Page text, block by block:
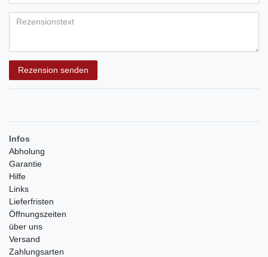
Bewertungssternen
Bewertungssternen
Bewertungssternen
Bewertungssternen
Bewertungssternen
(optional)
Rezension senden
Infos
Abholung
Garantie
Hilfe
Links
Lieferfristen
Öffnungszeiten
über uns
Versand
Zahlungsarten